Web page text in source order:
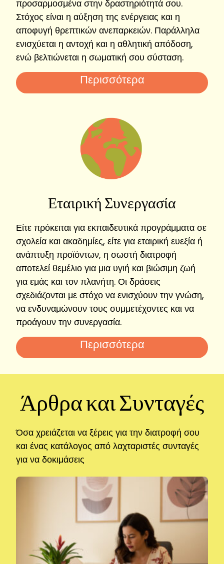
προσαρμοσμένα στην δραστηριότητά σου.
Στόχος είναι η αύξηση της ενέργειας και η
αποφυγή θρεπτικών ανεπαρκειών. Παράλληλα
ενισχύεται η αντοχή και η αθλητική απόδοση,
ενώ βελτιώνεται η σωματική σου σύσταση.
Περισσότερα
Εταιρική Συνεργασία
Είτε πρόκειται για εκπαιδευτικά προγράμματα σε
σχολεία και ακαδημίες, είτε για εταιρική ευεξία ή
ανάπτυξη προϊόντων, η σωστή διατροφή
αποτελεί θεμέλιο για μια υγιή και βιώσιμη ζωή
για εμάς και τον πλανήτη. Οι δράσεις
σχεδιάζονται με στόχο να ενισχύουν την γνώση,
να ενδυναμώνουν τους συμμετέχοντες και να
προάγουν την συνεργασία.
Περισσότερα
Άρθρα και Συνταγές
Όσα χρειάζεται να ξέρεις για την διατροφή σου
και ένας κατάλογος από λαχταριστές συνταγές
για να δοκιμάσεις